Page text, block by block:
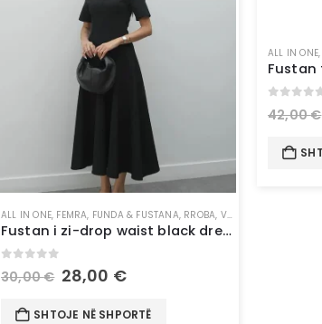
ALL IN ONE, FEMRA, FUNDA & FUSTANA, RROBA, VESHJE
Fustan i zi-drop waist black dress
30,00€ 28,00 €
SHTOJE NË SHPORTË
ALL IN ONE,
out
42,00€